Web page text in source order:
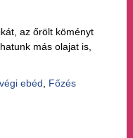
az őrölt köményt
más olajat is,
ebéd
Főzés